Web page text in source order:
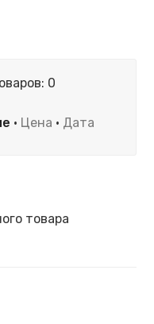
0
· Цена · Дата
товара